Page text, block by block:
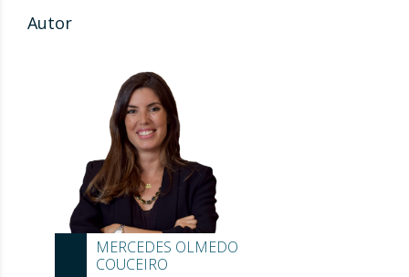
Autor
MERCEDES OLMEDO
COUCEIRO